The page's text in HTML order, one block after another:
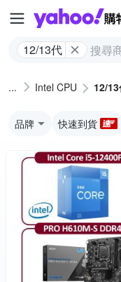
12/13代
Intel CPU 12/
品牌 快速到貨